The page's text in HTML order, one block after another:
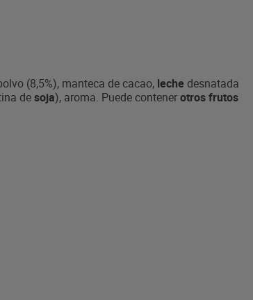
(8,5%), manteca de cacao, leche desnatada
desoja), aroma. Puede contenerotros frutos